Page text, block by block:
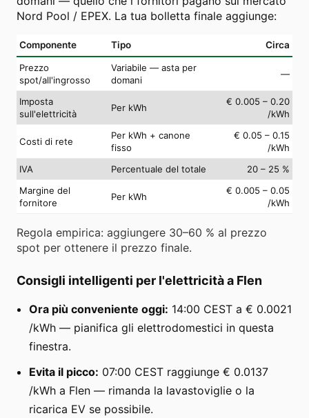
Nord Pool / EPEX. La tua bolletta finale aggiunge:
Componente Tipo Circa
Prezzo
spot/all'ingrosso
Variabile — asta per
domani
—
Imposta
sull'elettricità
Per kWh
€ 0.005 – 0.20
/kWh
Costi di rete
Per kWh + canone
fisso
€ 0.05 – 0.15
/kWh
IVA
Percentuale del totale
20 – 25 %
Margine del
fornitore
Per kWh
€ 0.005 – 0.05
/kWh
Regola empirica: aggiungere 30–60 % al prezzo
spot per ottenere il prezzo finale.
Consigli intelligenti per l'elettricità a Flen
Ora più conveniente oggi: 14:00 CEST a € 0.0021
/kWh — pianifica gli elettrodomestici in questa
finestra.
Evita il picco: 07:00 CEST raggiunge € 0.0137
/kWh a Flen — rimanda la lavastoviglie o la
ricarica EV se possibile.